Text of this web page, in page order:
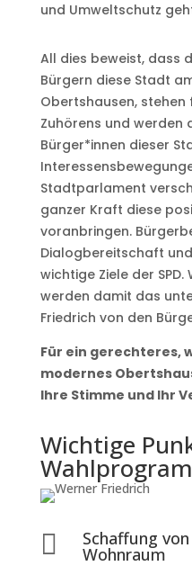
und Umweltschutz
All dies beweist, dass
Bürgern diese Stadt
Obertshausen, stehen
Zuhörens und werden
Bürger*innen dieser
Stadtparlament
ganzer Kraft diese
voranbringen.
Dialogbereitschaft
wichtige Ziele der
werden damit das
Friedrich von den
Für ein gerechteres,
modernes
Ihre Stimme und Ihr
Wichtige
 Schaffung
Wohnraum